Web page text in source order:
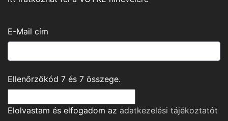
E-Mail cím
Ellenőrzőkód 7 és 7 összege.
Elolvastam és elfogadom az adatkezelési tájékoztatót